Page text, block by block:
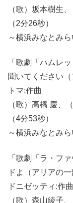
（歌）坂本樹生
（2分26秒）
～横浜みなとみ
「歌劇「ハムレ
聞いてください（
トマ:作曲
（歌）高橋 慶、
（4分53秒）
～横浜みなとみ
「歌劇「ラ・フ
ドよ（アリアの一
ドニゼッティ:作曲
（歌）森山綾子